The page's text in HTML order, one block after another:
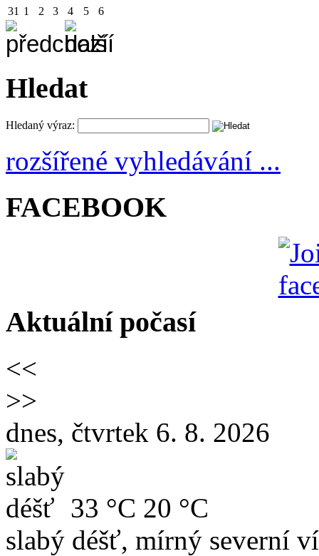
31 1 2 3 4 5 6
Hledat
Hledaný výraz:
rozšířené vyhledávání ...
FACEBOOK
Aktuální počasí
<<
>>
dnes, čtvrtek 6. 8. 2026
33 °C 20 °C
slabý déšť, mírný severní